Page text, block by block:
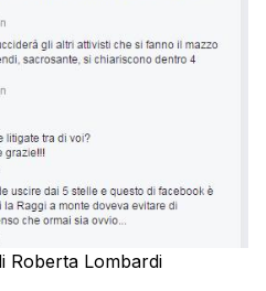
Roberta Lombardi